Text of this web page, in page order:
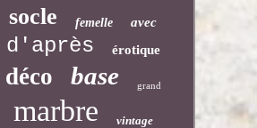
socle femelle avec
d'après érotique
déco base grand
marbre vintage